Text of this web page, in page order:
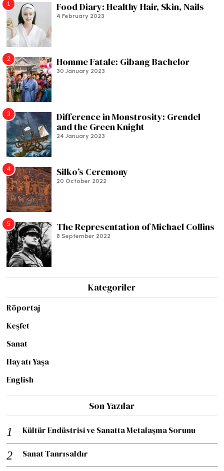
1 Food Diary: Healthy Hair, Skin, Nails
4 February 2023
2 Homme Fatale: Gibang Bachelor
30 January 2023
3
Difference in Monstrosity: Grendel
and the Green Knight
24 January 2023
4 Silko’s Ceremony
20 October 2022
5 The Representation of Michael Collins
8 September 2022
Kategoriler
Röportaj
Keşfet
Sanat
Hayatı Yaşa
English
Son Yazılar
Kültür Endüstrisi ve Sanatta Metalaşma Sorunu
Sanat Tanrısaldır